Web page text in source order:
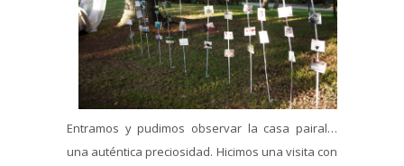
Entramos y pudimos observar la casa pairal…
una auténtica preciosidad. Hicimos una visita con